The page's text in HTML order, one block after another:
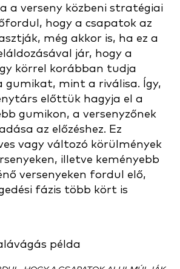
a verseny közbeni stratégiai
hogy a csapatok az
még akkor is, ha ez a
jár, hogy a
körrel korábban tudja
gumikat, mint a riválisa. Így,
előttük hagyja el a
gumikon, a versenyzőnek
az előzéshez. Ez
vagy változó körülmények
illetve keményebb
versenyeken fordul elő,
fázis több kört is